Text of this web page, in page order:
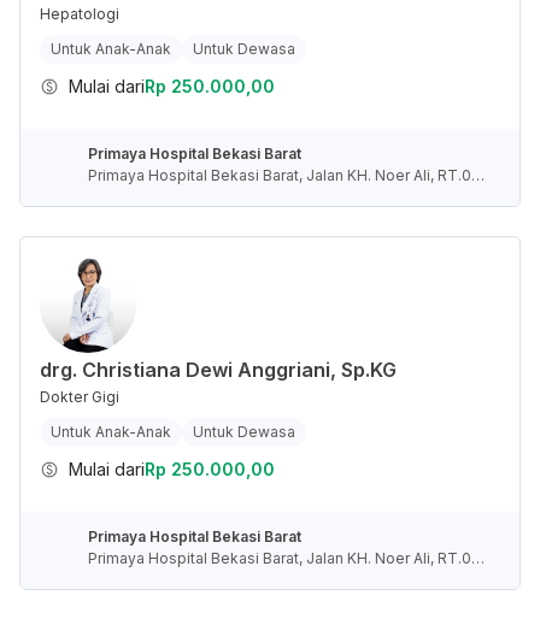
Hepatologi
Untuk Anak-Anak
Untuk Dewasa
Mulai dariRp 250.000,00
Primaya Hospital Bekasi Barat
Primaya Hospital Bekasi Barat, Jalan KH. Noer Ali, RT.00
drg. Christiana Dewi Anggriani, Sp.KG
Dokter Gigi
Untuk Anak-Anak
Untuk Dewasa
Mulai dariRp 250.000,00
Primaya Hospital Bekasi Barat
Primaya Hospital Bekasi Barat, Jalan KH. Noer Ali, RT.00